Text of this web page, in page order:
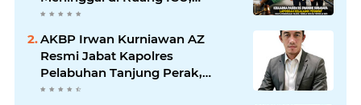
Keluarga Tuntut RSUD dr.
Jawab
AKBP Irwan Kurniawan AZ
Resmi Jabat Kapolres
Pelabuhan Tanjung Perak,
Pimpinan Redaksi